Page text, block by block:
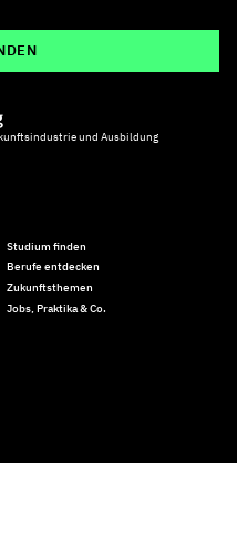
und Ausbildung
Studium finden
Berufe entdecken
Zukunftsthemen
Jobs, Praktika & Co.